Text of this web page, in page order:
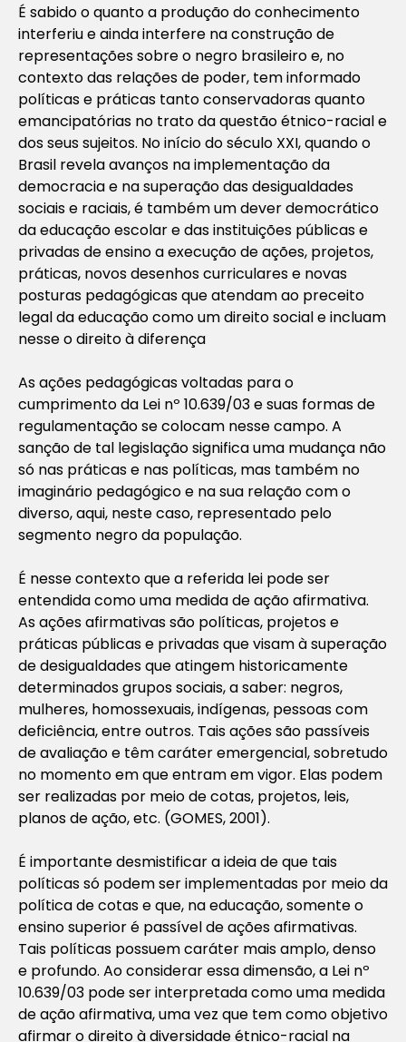
É sabido o quanto a produção do conhecimento
interferiu e ainda interfere na construção de
representações sobre o negro brasileiro e, no
contexto das relações de poder, tem informado
políticas e práticas tanto conservadoras quanto
emancipatórias no trato da questão étnico-racial e
dos seus sujeitos. No início do século XXI, quando o
Brasil revela avanços na implementação da
democracia e na superação das desigualdades
sociais e raciais, é também um dever democrático
da educação escolar e das instituições públicas e
privadas de ensino a execução de ações, projetos,
práticas, novos desenhos curriculares e novas
posturas pedagógicas que atendam ao preceito
legal da educação como um direito social e incluam
nesse o direito à diferença
As ações pedagógicas voltadas para o
cumprimento da Lei nº 10.639/03 e suas formas de
regulamentação se colocam nesse campo. A
sanção de tal legislação significa uma mudança não
só nas práticas e nas políticas, mas também no
imaginário pedagógico e na sua relação com o
diverso, aqui, neste caso, representado pelo
segmento negro da população.
É nesse contexto que a referida lei pode ser
entendida como uma medida de ação afirmativa.
As ações afirmativas são políticas, projetos e
práticas públicas e privadas que visam à superação
de desigualdades que atingem historicamente
determinados grupos sociais, a saber: negros,
mulheres, homossexuais, indígenas, pessoas com
deficiência, entre outros. Tais ações são passíveis
de avaliação e têm caráter emergencial, sobretudo
no momento em que entram em vigor. Elas podem
ser realizadas por meio de cotas, projetos, leis,
planos de ação, etc. (GOMES, 2001).
É importante desmistificar a ideia de que tais
políticas só podem ser implementadas por meio da
política de cotas e que, na educação, somente o
ensino superior é passível de ações afirmativas.
Tais políticas possuem caráter mais amplo, denso
e profundo. Ao considerar essa dimensão, a Lei nº
10.639/03 pode ser interpretada como uma medida
de ação afirmativa, uma vez que tem como objetivo
afirmar o direito à diversidade étnico-racial na